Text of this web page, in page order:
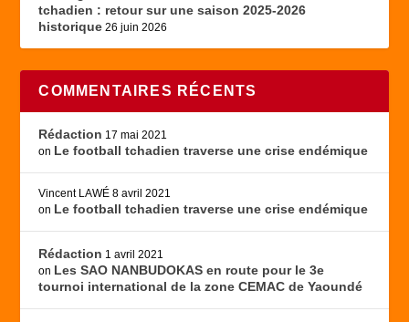
tchadien : retour sur une saison 2025-2026
historique 26 juin 2026
COMMENTAIRES RÉCENTS
Rédaction 17 mai 2021
on Le football tchadien traverse une crise endémique
Vincent LAWÉ 8 avril 2021
on Le football tchadien traverse une crise endémique
Rédaction 1 avril 2021
on Les SAO NANBUDOKAS en route pour le 3e
tournoi international de la zone CEMAC de Yaoundé